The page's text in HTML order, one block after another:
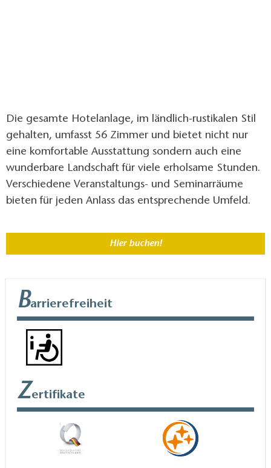
Die gesamte Hotelanlage, im ländlich-rustikalen Stil
gehalten, umfasst 56 Zimmer und bietet nicht nur
eine komfortable Ausstattung sondern auch eine
wunderbare Landschaft für viele erholsame Stunden.
Verschiedene Veranstaltungs- und Seminarräume
bieten für jeden Anlass das entsprechende Umfeld.
Hier buchen!
Barrierefreiheit
Zertifikate